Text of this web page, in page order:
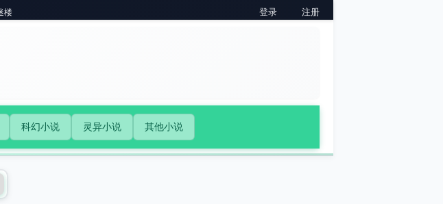
楼 登录 注册
科幻小说 灵异小说 其他小说